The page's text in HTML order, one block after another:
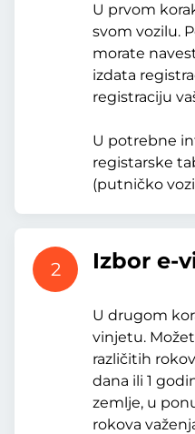
U prvom
svom vozilu.
morate
izdata
registraciju
U potrebne
registarske
(putničko
2 Izbor e-
U drugom
vinjetu.
različitih
dana ili 1
zemlje, u
rokova